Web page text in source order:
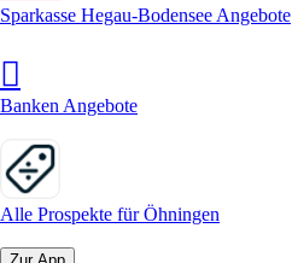
Sparkasse Hegau-Bodensee Angebote
Banken Angebote
Alle Prospekte für Öhningen